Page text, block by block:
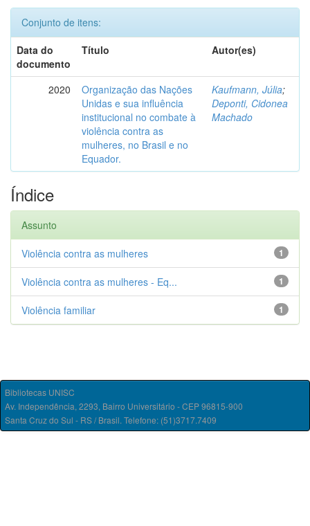
Conjunto de itens:
Data do
documento
Título Autor(es)
2020
Organização das Nações
Unidas e sua influência
institucional no combate à
violência contra as
mulheres, no Brasil e no
Equador.
Kaufmann, Júlia;
Deponti, Cidonea
Machado
Índice
Assunto
1
Violência contra as mulheres
1
Violência contra as mulheres - Eq...
1
Violência familiar
Bibliotecas UNISC
Av. Independência, 2293, Bairro Universitário - CEP 96815-900
Santa Cruz do Sul - RS / Brasil. Telefone: (51)3717.7409